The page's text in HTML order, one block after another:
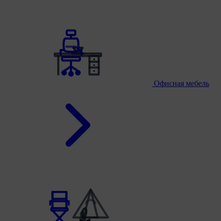
Офисная мебель